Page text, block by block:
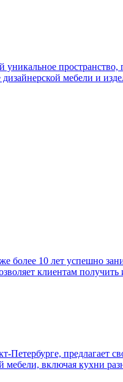
уникальное
мебели и
10 лет успешно
клиентам
предлагает
мебели, включая кухни